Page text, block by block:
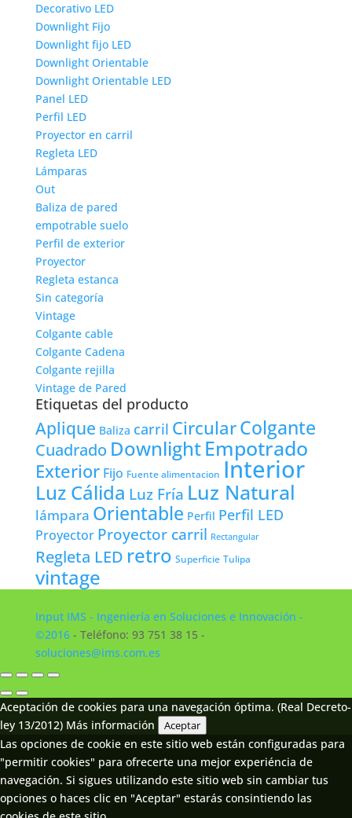
Decorativo LED
Downlight Fijo
Downlight fijo LED
Downlight Orientable
Downlight Orientable LED
Panel LED
Perfil LED
Proyector en carril
Regleta LED
Lámparas
Out
Baliza de pared
empotrable suelo
Perfil de exterior
Proyector
Regleta estanca
Sin categoría
Vintage
Colgante cable
Colgante Cadena
Colgante rejilla
Vintage de Pared
Etiquetas del producto
Aplique Baliza carril CircularColgante
Cuadrado DownlightEmpotrado
Exterior Fijo Fuente alimentacion Interior
Luz Cálida Luz Fría Luz Natural
lámpara Orientable Perfil Perfil LED
Proyector Proyector carril Rectangular
Regleta LED retro Superficie Tulipa
vintage
Input IMS - Ingeniería en Soluciones e Innovación -
©2016- Teléfono: 93 751 38 15 -
soluciones@ims.com.es
Aceptación de cookies para una navegación óptima. (Real Decreto-
ley 13/2012) Más información Aceptar
Las opciones de cookie en este sitio web están configuradas para
"permitir cookies" para ofrecerte una mejor experiéncia de
navegación. Si sigues utilizando este sitio web sin cambiar tus
opciones o haces clic en "Aceptar" estarás consintiendo las